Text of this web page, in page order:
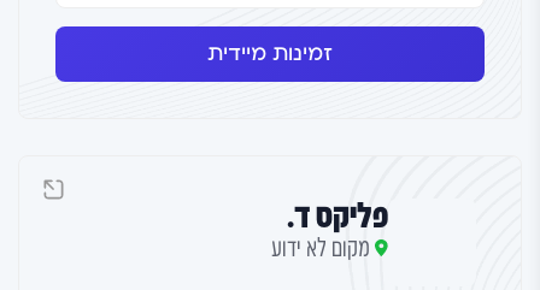
זמינות מיידית
פליקס ד.
מקום לא ידוע